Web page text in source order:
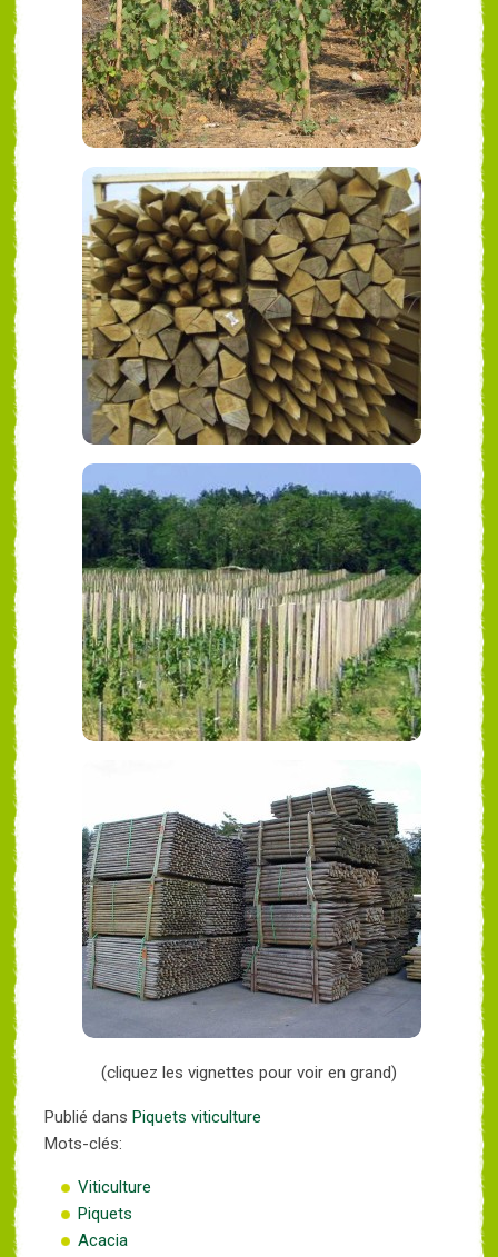
(cliquez les vignettes pour voir en grand)
Publié dans Piquets viticulture
Mots-clés:
Viticulture
Piquets
Acacia